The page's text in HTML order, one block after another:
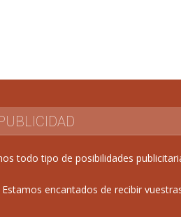
todo tipo de posibilidades
Estamos encantados de recibir